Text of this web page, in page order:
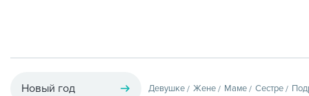
Новый год Девушке Жене Маме Сестре